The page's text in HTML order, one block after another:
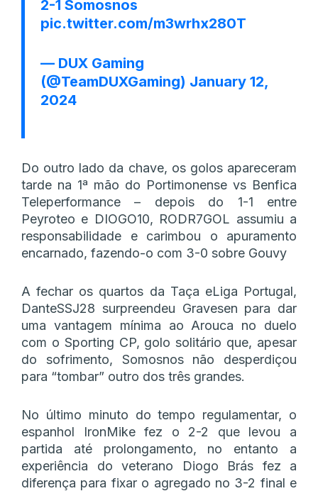
2-1 Somosnos
pic.twitter.com/m3wrhx280T
— DUX Gaming
(@TeamDUXGaming) January 12,
2024
Do outro lado da chave, os golos apareceram
tarde na 1ª mão do Portimonense vs Benfica
Teleperformance – depois do 1-1 entre
Peyroteo e DIOGO10, RODR7GOL assumiu a
responsabilidade e carimbou o apuramento
encarnado, fazendo-o com 3-0 sobre Gouvy
A fechar os quartos da Taça eLiga Portugal,
DanteSSJ28 surpreendeu Gravesen para dar
uma vantagem mínima ao Arouca no duelo
com o Sporting CP, golo solitário que, apesar
do sofrimento, Somosnos não desperdiçou
para “tombar” outro dos três grandes.
No último minuto do tempo regulamentar, o
espanhol IronMike fez o 2-2 que levou a
partida até prolongamento, no entanto a
experiência do veterano Diogo Brás fez a
diferença para fixar o agregado no 3-2 final e